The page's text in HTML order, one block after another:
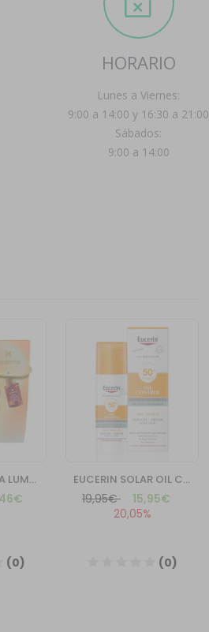
HORARIO
Lunes a Viernes:
9:00 a 14:00 y 16:30 a 21:00
Sábados:
9:00 a 14:00